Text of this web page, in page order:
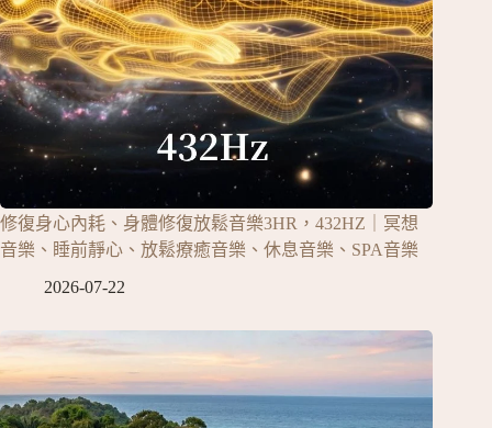
修復身心內耗、身體修復放鬆音樂3HR，432HZ｜冥想
音樂、睡前靜心、放鬆療癒音樂、休息音樂、SPA音樂
2026-07-22